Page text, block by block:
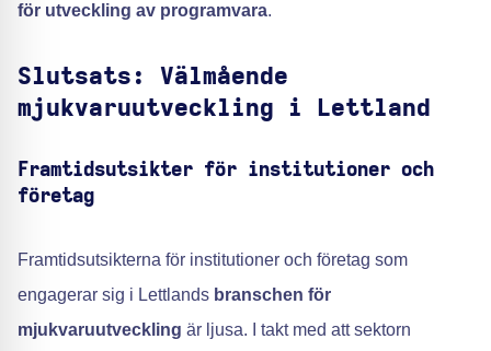
för utveckling av programvara.
Slutsats: Välmående
mjukvaruutveckling i Lettland
Framtidsutsikter för institutioner och
företag
Framtidsutsikterna för institutioner och företag som
engagerar sig i Lettlands branschen för
mjukvaruutveckling är ljusa. I takt med att sektorn